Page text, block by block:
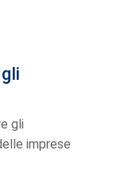
gli
imprese